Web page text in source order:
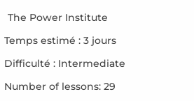
The Power Institute
Temps estimé : 3 jours
Difficulté : Intermediate
Number of lessons: 29